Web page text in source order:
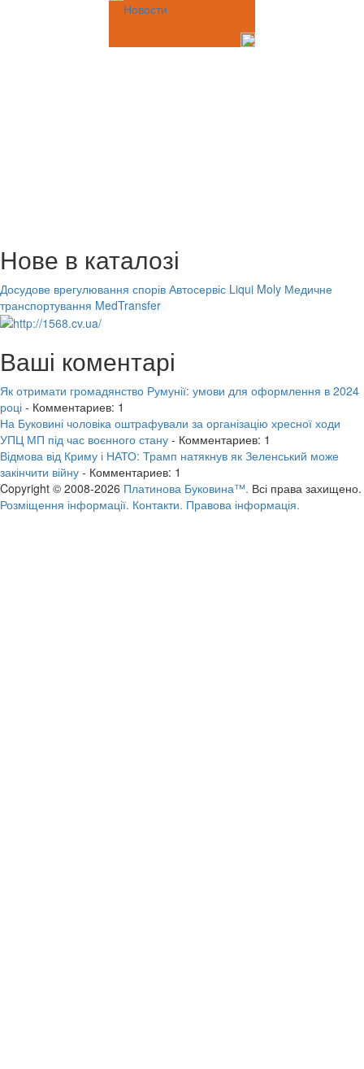
Новости
Нове в каталозі
Досудове врегулювання спорів Автосервіс Liqui Moly Медичне
транспортування MedTransfer
Ваші коментарі
Як отримати громадянство Румунії: умови для оформлення в 2024
році - Комментариев: 1
На Буковині чоловіка оштрафували за організацію хресної ходи
УПЦ МП під час воєнного стану - Комментариев: 1
Відмова від Криму і НАТО: Трамп натякнув як Зеленський може
закінчити війну - Комментариев: 1
Copyright © 2008-2026 Платинова Буковина™. Всі права захищено.
Розміщення інформації. Контакти. Правова інформація.